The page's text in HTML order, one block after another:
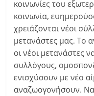
κοινωνίες του
κοινωνία,
χρειάζονται νέοι
μετανάστες μας. Το
οι νέοι μετανάστες
συλλόγους,
ενισχύσουν με νέο
αναζωογονήσουν. Να